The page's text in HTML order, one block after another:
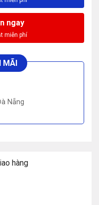
ngay
MÃI
Nẵng
hàng